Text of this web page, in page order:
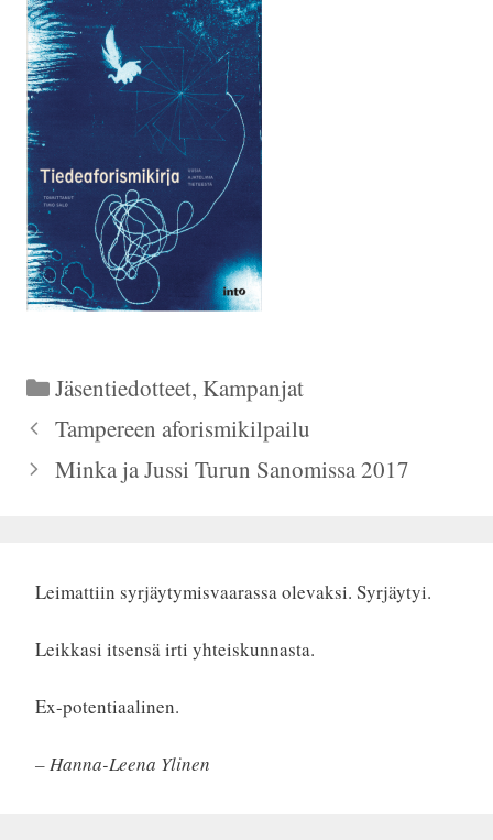
Kategoriat
Jäsentiedotteet, Kampanjat
Tampereen aforismikilpailu
Minka ja Jussi Turun Sanomissa 2017
Leimattiin syrjäytymisvaarassa olevaksi. Syrjäytyi.
Leikkasi itsensä irti yhteiskunnasta.
Ex-potentiaalinen.
– Hanna-Leena Ylinen